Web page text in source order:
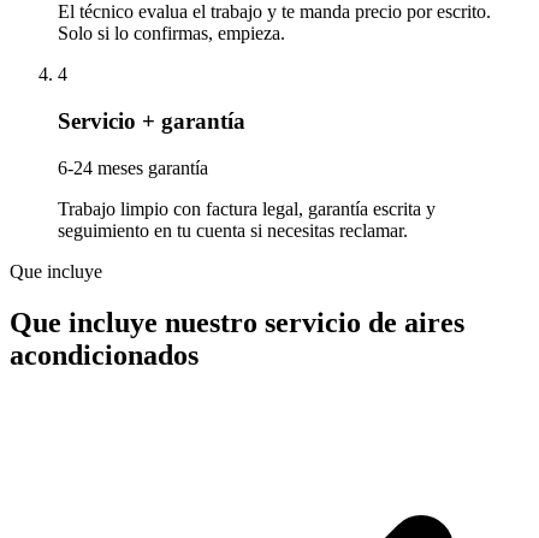
El técnico evalua el trabajo y te manda precio por escrito.
Solo si lo confirmas, empieza.
4
Servicio + garantía
6-24 meses garantía
Trabajo limpio con factura legal, garantía escrita y
seguimiento en tu cuenta si necesitas reclamar.
Que incluye
Que incluye nuestro servicio de aires
acondicionados